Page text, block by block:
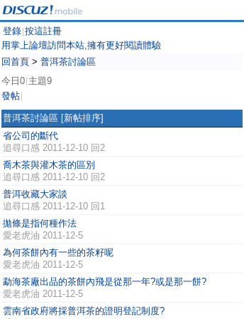
登錄 按這註冊
用掌上論壇訪問本站,擁有更好閱讀體驗
回首頁 > 普洱茶討論區
今日0 主題9
發帖
普洱茶討論區 [新帖排序]
省公司的斷代
追尋口感 2011-12-10 回2
喬木茶與灌木茶的區別
追尋口感 2011-12-10 回2
普洱收藏大家談
追尋口感 2011-12-10 回1
拋條是指何種作法
愛老虎油 2011-12-5
為何茶餅內有一些的茶籽呢
愛老虎油 2011-12-5
勐海茶廠出品的茶餅內飛是從那一年?或是那一餅?
愛老虎油 2011-12-5
雲南省政府將採普洱茶的證明登記制度?